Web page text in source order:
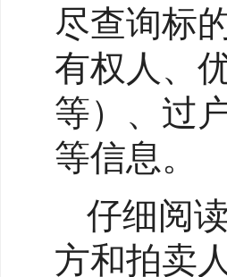
尽查询标
有权人、
等）、过
等信息。
仔细阅
方和拍卖